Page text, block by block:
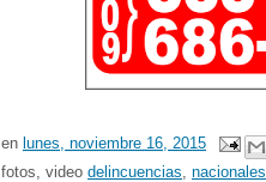
en lunes, noviembre 16, 2015
fotos, video delincuencias nacionales